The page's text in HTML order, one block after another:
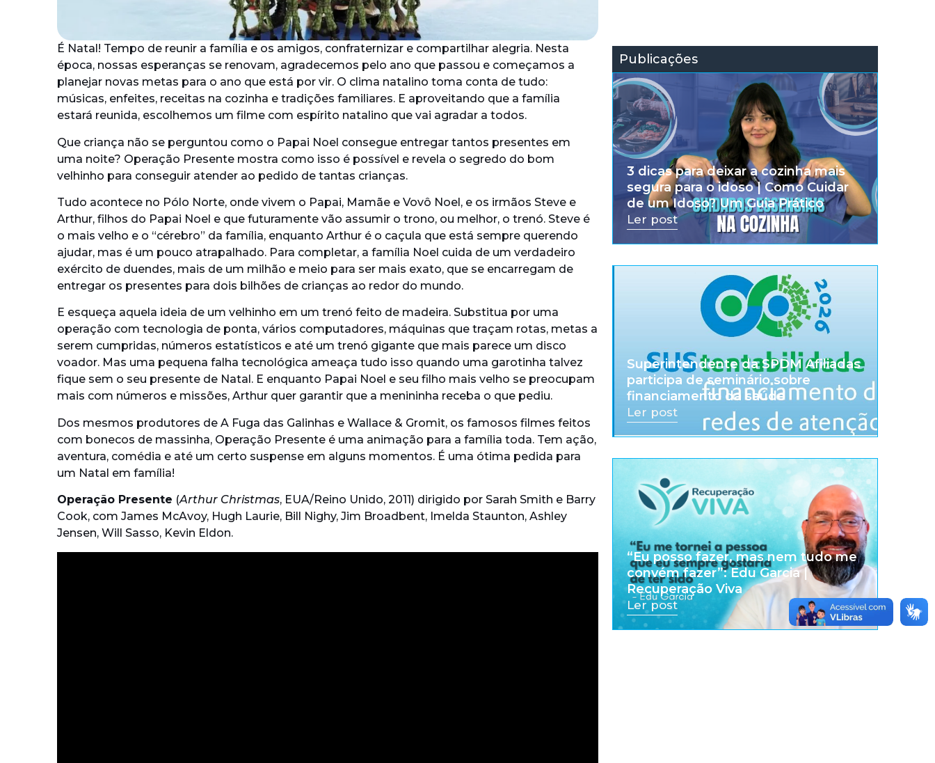
É Natal! Tempo de reunir a família e os amigos, confraternizar e compartilhar alegria. Nesta
época, nossas esperanças se renovam, agradecemos pelo ano que passou e começamos a
planejar novas metas para o ano que está por vir. O clima natalino toma conta de tudo:
músicas, enfeites, receitas na cozinha e tradições familiares. E aproveitando que a família
estará reunida, escolhemos um filme com espírito natalino que vai agradar a todos.
Que criança não se perguntou como o Papai Noel consegue entregar tantos presentes em
uma noite? Operação Presente mostra como isso é possível e revela o segredo do bom
velhinho para conseguir atender ao pedido de tantas crianças.
Tudo acontece no Pólo Norte, onde vivem o Papai, Mamãe e Vovô Noel, e os irmãos Steve e
Arthur, filhos do Papai Noel e que futuramente vão assumir o trono, ou melhor, o trenó. Steve é
o mais velho e o “cérebro” da família, enquanto Arthur é o caçula que está sempre querendo
ajudar, mas é um pouco atrapalhado. Para completar, a família Noel cuida de um verdadeiro
exército de duendes, mais de um milhão e meio para ser mais exato, que se encarregam de
entregar os presentes para dois bilhões de crianças ao redor do mundo.
E esqueça aquela ideia de um velhinho em um trenó feito de madeira. Substitua por uma
operação com tecnologia de ponta, vários computadores, máquinas que traçam rotas, metas a
serem cumpridas, números estatísticos e até um trenó gigante que mais parece um disco
voador. Mas uma pequena falha tecnológica ameaça tudo isso quando uma garotinha talvez
fique sem o seu presente de Natal. E enquanto Papai Noel e seu filho mais velho se preocupam
mais com números e missões, Arthur quer garantir que a menininha receba o que pediu.
Dos mesmos produtores de A Fuga das Galinhas e Wallace & Gromit, os famosos filmes feitos
com bonecos de massinha, Operação Presente é uma animação para a família toda. Tem ação,
aventura, comédia e até um certo suspense em alguns momentos. É uma ótima pedida para
um Natal em família!
Operação Presente (Arthur Christmas, EUA/Reino Unido, 2011) dirigido por Sarah Smith e Barry
Cook, com James McAvoy, Hugh Laurie, Bill Nighy, Jim Broadbent, Imelda Staunton, Ashley
Jensen, Will Sasso, Kevin Eldon.
Publicações
3 dicas para deixar a cozinha mais
segura para o idoso | Como Cuidar
de um Idoso? Um Guia Prático
Ler post
Superintendente da SPDM Afiliadas
participa de seminário sobre
financiamento da saúde
Ler post
“Eu posso fazer, mas nem tudo me
convém fazer”: Edu Garcia |
Recuperação Viva
Ler post